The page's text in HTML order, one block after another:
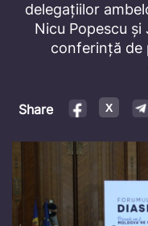
delegațiilor
Nicu Popescu
conferință de
Share